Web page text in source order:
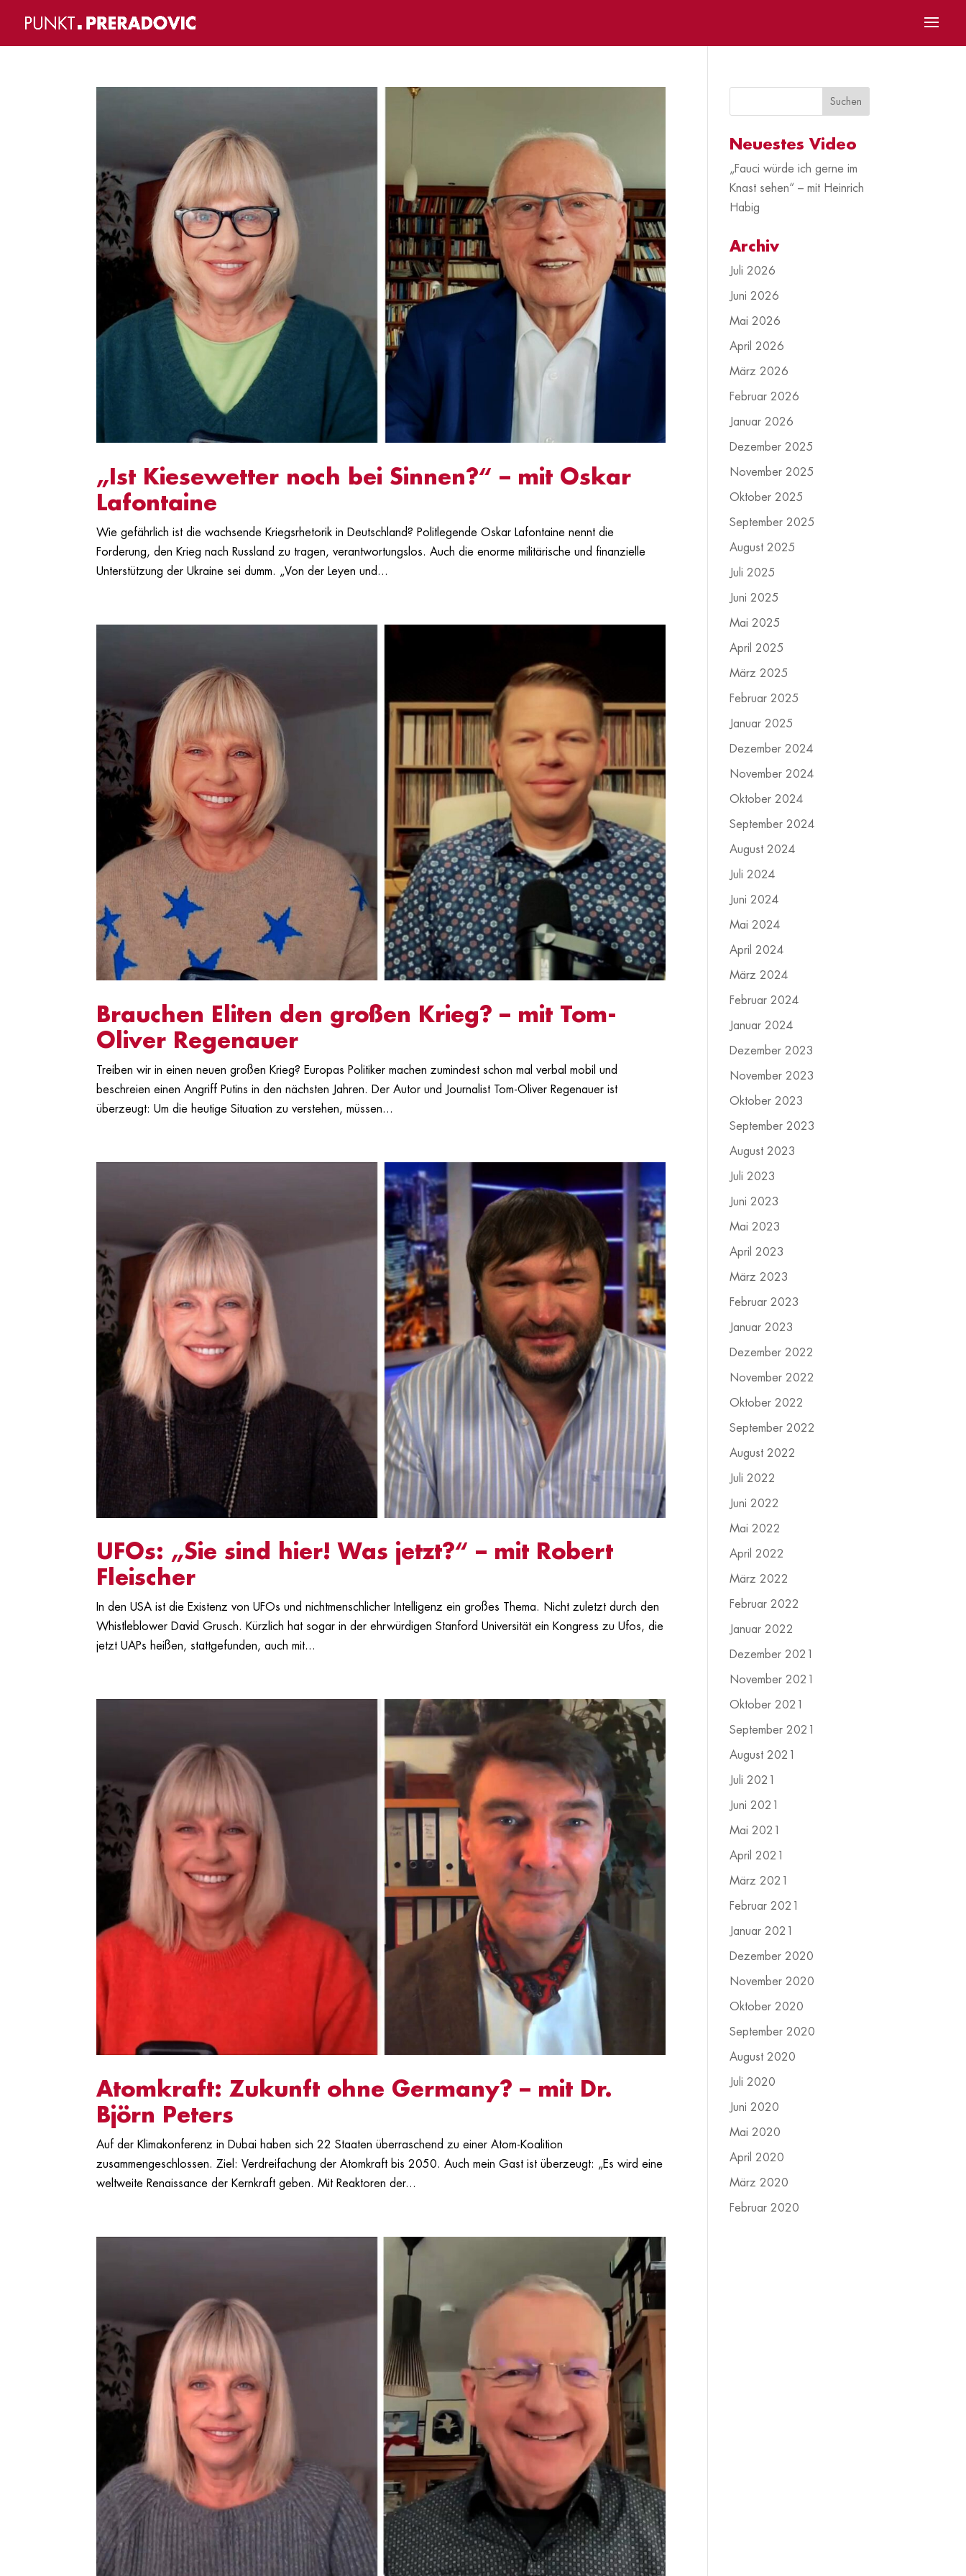
„Ist Kiesewetter noch bei Sinnen?“ – mit Oskar
Lafontaine
Wie gefährlich ist die wachsende Kriegsrhetorik in Deutschland? Politlegende Oskar Lafontaine nennt die
Forderung, den Krieg nach Russland zu tragen, verantwortungslos. Auch die enorme militärische und finanzielle
Unterstützung der Ukraine sei dumm. „Von der Leyen und...
Brauchen Eliten den großen Krieg? – mit Tom-
Oliver Regenauer
Treiben wir in einen neuen großen Krieg? Europas Politiker machen zumindest schon mal verbal mobil und
beschreien einen Angriff Putins in den nächsten Jahren. Der Autor und Journalist Tom-Oliver Regenauer ist
überzeugt: Um die heutige Situation zu verstehen, müssen...
UFOs: „Sie sind hier! Was jetzt?“ – mit Robert
Fleischer
In den USA ist die Existenz von UFOs und nichtmenschlicher Intelligenz ein großes Thema. Nicht zuletzt durch den
Whistleblower David Grusch. Kürzlich hat sogar in der ehrwürdigen Stanford Universität ein Kongress zu Ufos, die
jetzt UAPs heißen, stattgefunden, auch mit...
Atomkraft: Zukunft ohne Germany? – mit Dr.
Björn Peters
Auf der Klimakonferenz in Dubai haben sich 22 Staaten überraschend zu einer Atom-Koalition
zusammengeschlossen. Ziel: Verdreifachung der Atomkraft bis 2050. Auch mein Gast ist überzeugt: „Es wird eine
weltweite Renaissance der Kernkraft geben. Mit Reaktoren der...
Neuestes Video
„Fauci würde ich gerne im
Knast sehen“ – mit Heinrich
Habig
Archiv
Juli 2026
Juni 2026
Mai 2026
April 2026
März 2026
Februar 2026
Januar 2026
Dezember 2025
November 2025
Oktober 2025
September 2025
August 2025
Juli 2025
Juni 2025
Mai 2025
April 2025
März 2025
Februar 2025
Januar 2025
Dezember 2024
November 2024
Oktober 2024
September 2024
August 2024
Juli 2024
Juni 2024
Mai 2024
April 2024
März 2024
Februar 2024
Januar 2024
Dezember 2023
November 2023
Oktober 2023
September 2023
August 2023
Juli 2023
Juni 2023
Mai 2023
April 2023
März 2023
Februar 2023
Januar 2023
Dezember 2022
November 2022
Oktober 2022
September 2022
August 2022
Juli 2022
Juni 2022
Mai 2022
April 2022
März 2022
Februar 2022
Januar 2022
Dezember 2021
November 2021
Oktober 2021
September 2021
August 2021
Juli 2021
Juni 2021
Mai 2021
April 2021
März 2021
Februar 2021
Januar 2021
Dezember 2020
November 2020
Oktober 2020
September 2020
August 2020
Juli 2020
Juni 2020
Mai 2020
April 2020
März 2020
Februar 2020